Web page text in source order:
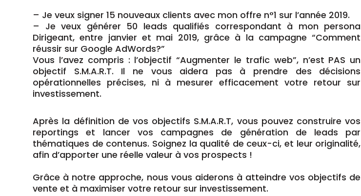
– Je veux signer 15 nouveaux clients avec mon offre n°1 sur l’année 2019.
– Je veux générer 50 leads qualifiés correspondant à mon persona
Dirigeant, entre janvier et mai 2019, grâce à la campagne “Comment
réussir sur Google AdWords?”
Vous l’avez compris : l’objectif “Augmenter le trafic web”, n’est PAS un
objectif S.M.A.R.T. Il ne vous aidera pas à prendre des décisions
opérationnelles précises, ni à mesurer efficacement votre retour sur
investissement.
Après la définition de vos objectifs S.M.A.R.T, vous pouvez construire vos
reportings et lancer vos campagnes de génération de leads par
thématiques de contenus. Soignez la qualité de ceux-ci, et leur originalité,
afin d’apporter une réelle valeur à vos prospects !
Grâce à notre approche, nous vous aiderons à atteindre vos objectifs de
vente et à maximiser votre retour sur investissement.